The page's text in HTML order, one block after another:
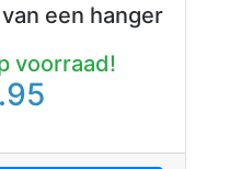
een hanger
voorraad!